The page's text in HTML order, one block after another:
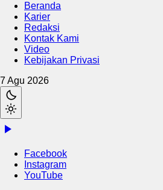
Beranda
Karier
Redaksi
Kontak Kami
Video
Kebijakan Privasi
7 Agu 2026
Facebook
Instagram
YouTube